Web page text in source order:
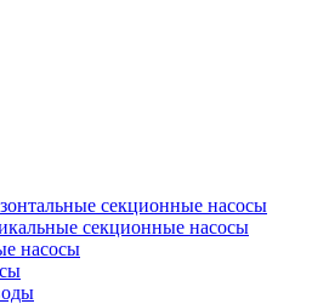
секционные насосы
секционные насосы
насосы